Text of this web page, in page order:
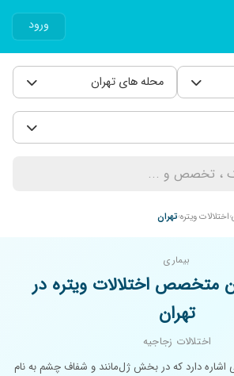
ورود
محله های تهران
اختلالات ویتره تهران
بیماری
متخصص اختلالات ویتره در
تهران
اختلالات زجاجیه
اشاره دارد که در بخش ژل‌مانند و شفاف چشم به نام